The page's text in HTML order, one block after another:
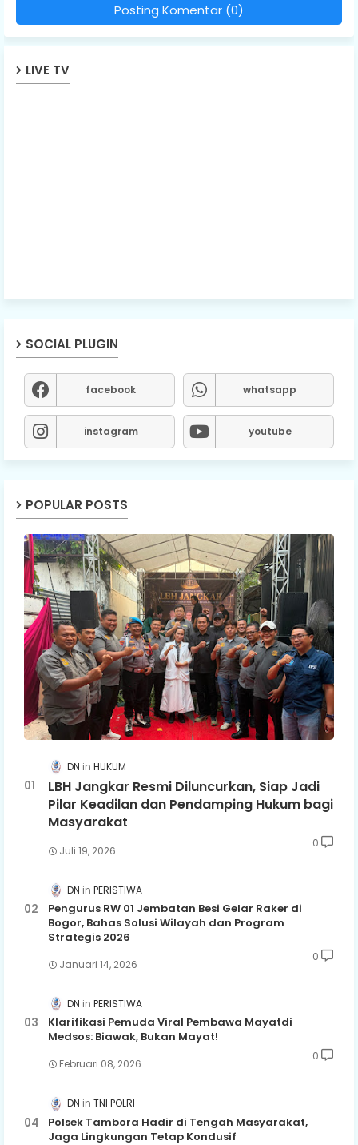
Posting Komentar (0)
LIVE TV
SOCIAL PLUGIN
facebook whatsapp
instagram youtube
POPULAR POSTS
DN HUKUM
LBH Jangkar Resmi Diluncurkan, Siap Jadi
Pilar Keadilan dan Pendamping Hukum bagi
Masyarakat
Juli 19, 2026
0
DN PERISTIWA
Pengurus RW 01 Jembatan Besi Gelar Raker di
Bogor, Bahas Solusi Wilayah dan Program
Strategis 2026
Januari 14, 2026
0
DN PERISTIWA
Klarifikasi Pemuda Viral Pembawa Mayatdi
Medsos: Biawak, Bukan Mayat!
Februari 08, 2026
0
DN TNI POLRI
Polsek Tambora Hadir di Tengah Masyarakat,
Jaga Lingkungan Tetap Kondusif